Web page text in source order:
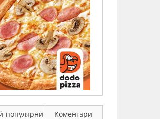
популярни
Коментари